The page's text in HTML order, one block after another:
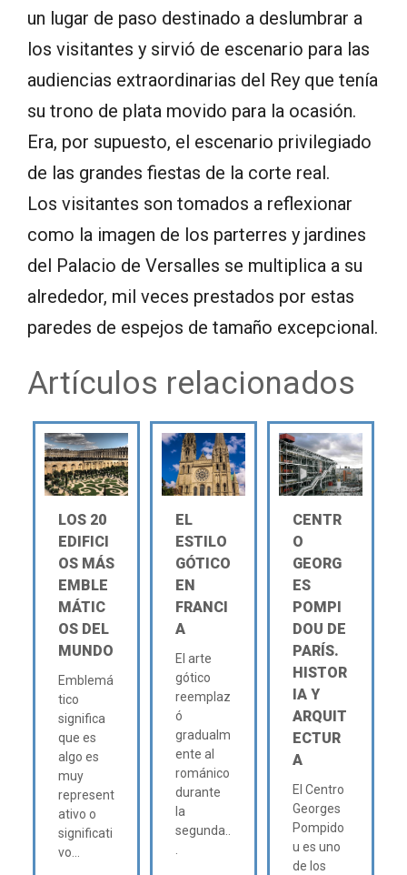
un lugar de paso destinado a deslumbrar a
los visitantes y sirvió de escenario para las
audiencias extraordinarias del Rey que tenía
su trono de plata movido para la ocasión.
Era, por supuesto, el escenario privilegiado
de las grandes fiestas de la corte real.
Los visitantes son tomados a reflexionar
como la imagen de los parterres y jardines
del Palacio de Versalles se multiplica a su
alrededor, mil veces prestados por estas
paredes de espejos de tamaño excepcional.
Artículos relacionados
LOS 20
EDIFICI
OS MÁS
EMBLE
MÁTIC
OS DEL
MUNDO
Emblemá
tico
significa
que es
algo es
muy
represent
ativo o
significati
vo...
EL
ESTILO
GÓTICO
EN
FRANCI
A
El arte
gótico
reemplaz
ó
gradualm
ente al
románico
durante
la
segunda..
.
CENTR
O
GEORG
ES
POMPI
DOU DE
PARÍS.
HISTOR
IA Y
ARQUIT
ECTUR
A
El Centro
Georges
Pompido
u es uno
de los